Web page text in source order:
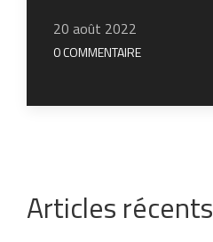
20 août 2022
0 COMMENTAIRE
Articles récents